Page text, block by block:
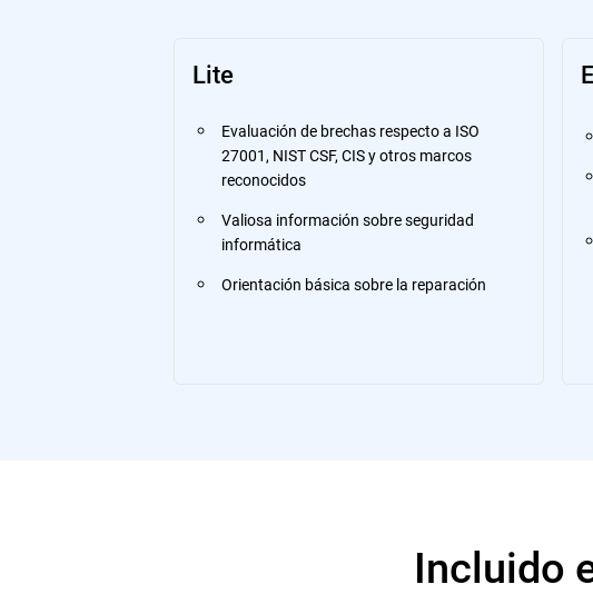
Lite
Evaluación de brechas respecto a ISO
27001, NIST CSF, CIS y otros marcos
reconocidos
Valiosa información sobre seguridad
informática
Orientación básica sobre la reparación
Incluido